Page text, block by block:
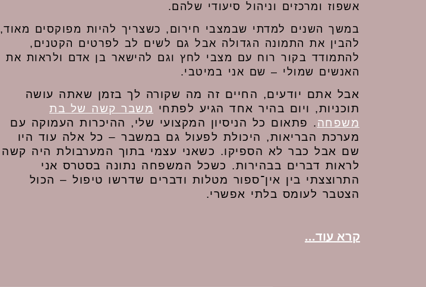
אשפוז ומרכזים וניהול סיעודי שלהם.
במשך השנים למדתי שבמצבי חירום, כשצריך להיות מפוקסים מאוד,
להבין את התמונה הגדולה אבל גם לשים לב לפרטים הקטנים,
להתמודד בקור רוח עם מצבי לחץ וגם להישאר בן אדם ולראות את
האנשים שמולי – שם אני במיטבי.
אבל אתם יודעים, החיים זה מה שקורה לך בזמן שאתה עושה
תוכניות, ויום בהיר אחד הגיע לפתחי משבר קשה של בת
משפחה. פתאום כל הניסיון המקצועי שלי, ההיכרות העמוקה עם
מערכת הבריאות, היכולת לפעול גם במשבר – כל אלה עוד היו
שם אבל כבר לא הספיקו. כשאני עצמי בתוך המערבולת היה קשה
לראות דברים בבהירות. כשכל המשפחה נתונה בסטרס אני
התרוצצתי בין אין־ספור מטלות ודברים שדרשו טיפול – הכול
הצטבר לעומס בלתי אפשרי.
קרא עוד...